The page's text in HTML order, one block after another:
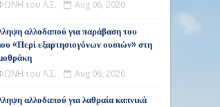
του Λ.Σ. Aug 06, 2026
αλλοδαπού για παράβαση του
«Περί εξαρτησιογόνων ουσιών» στη
του Λ.Σ. Aug 06, 2026
αλλοδαπού για λαθραία καπνικά